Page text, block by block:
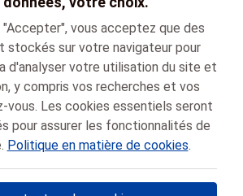
"Accepter", vous acceptez que des
stockés sur votre navigateur pour
d'analyser votre utilisation du site et
y compris vos recherches et vos
vous. Les cookies essentiels seront
pour assurer les fonctionnalités de
Politique en matière de cookies.